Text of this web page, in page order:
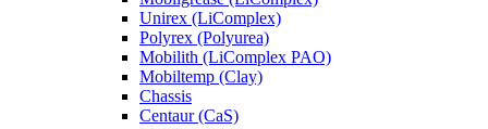
Unirex (LiComplex)
Polyrex (Polyurea)
Mobilith (LiComplex PAO)
Mobiltemp (Clay)
Chassis
Centaur (CaS)